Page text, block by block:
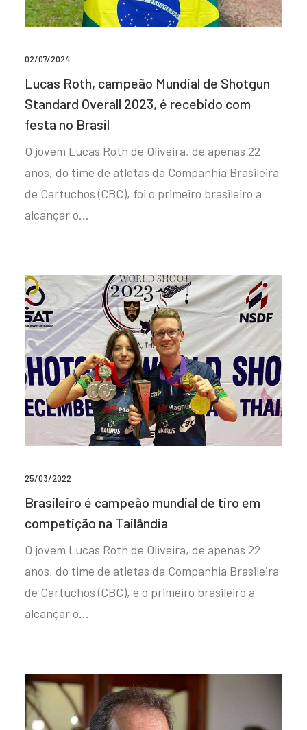
02/07/2024
Lucas Roth, campeão Mundial de Shotgun
Standard Overall 2023, é recebido com
festa no Brasil
O jovem Lucas Roth de Oliveira, de apenas 22
anos, do time de atletas da Companhia Brasileira
de Cartuchos (CBC), foi o primeiro brasileiro a
alcançar o…
25/03/2022
Brasileiro é campeão mundial de tiro em
competição na Tailândia
O jovem Lucas Roth de Oliveira, de apenas 22
anos, do time de atletas da Companhia Brasileira
de Cartuchos (CBC), é o primeiro brasileiro a
alcançar o…